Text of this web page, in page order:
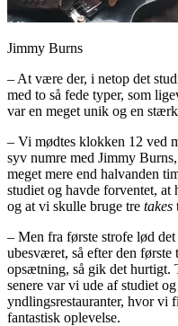
Jimmy Burns
– At være der, i netop det
med to så fede typer, som
var en meget unik og en
– Vi mødtes klokken 12 ved
syv numre med Jimmy
meget mere end halvanden
studiet og havde forventet, at
og at vi skulle bruge tre takes
– Men fra første strofe lød
ubesværet, så efter den
opsætning, så gik det hurtigt.
senere var vi ude af studiet
yndlingsrestauranter, hvor vi
fantastisk oplevelse.